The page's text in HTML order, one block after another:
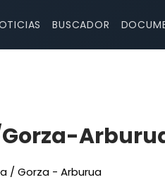
BUSCADOR
Gorza-
/ Gorza - Arburua